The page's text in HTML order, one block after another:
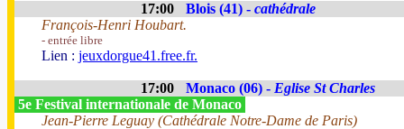
17:00 Blois (41) - cathédrale
François-Henri Houbart.
- entrée libre
Lien : jeuxdorgue41.free.fr.
17:00 Monaco (06) - Eglise St Charles
5e Festival internationale de Monaco
Jean-Pierre Leguay (Cathédrale Notre-Dame de Paris)